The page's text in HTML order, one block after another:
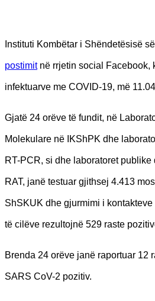
Instituti Kombëtar i Shëndetësisë
postimitnë rrjetin social Facebook,
infektuarve me COVID-19, më
Gjatë 24 orëve të fundit, në
Molekulare në IKShPK dhe
RT-PCR, si dhe laboratoret publike
RAT, janë testuar gjithsej 4.413
ShSKUK dhe gjurmimi i
të cilëve rezultojnë 529 raste
Brenda 24 orëve janë raportuar 12
SARS CoV-2 pozitiv.